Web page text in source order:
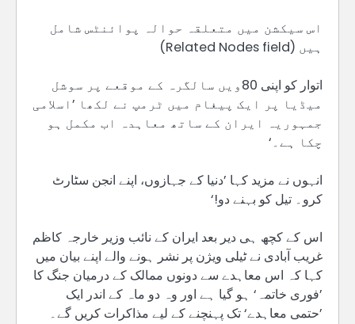
اس سیکشن میں متعلقہ حوالہ پوائنٹس شامل
ہیں (Related Nodes field)
اتوار کو اپنی 80ویں سالگرہ کے موقعے پر سوشل
میڈیا پر ایک پیغام میں ٹرمپ نے لکھا ’اسلامی
جمہوریہ ایران کے ساتھ معاہدہ اب مکمل ہو
چکا ہے۔‘
انہوں نے مزید کہا ’دنیا کے جہازوں، اپنے انجن سٹارٹ
کرو۔ تیل کو بہنے دو!‘
اس کے کچھ ہی دیر بعد ایران کے نائب وزیر خارجہ کاظم
غریب آبادی نے ٹیلی ویژن پر نشر ہونے والے اپنے بیان میں
کہا کہ اس معاہدے سے دونوں ممالک کے درمیان جنگ کا
’فوری خاتمہ‘ ہو گیا ہے اور وہ دو ماہ کے اندر ایک
’حتمی معاہدے‘ تک پہنچنے کے لیے مذاکرات کریں گے۔